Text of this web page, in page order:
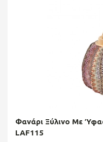
Φανάρι Ξύλινο Με
LAF115